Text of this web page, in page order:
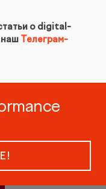
о digital-
наш Телеграм-